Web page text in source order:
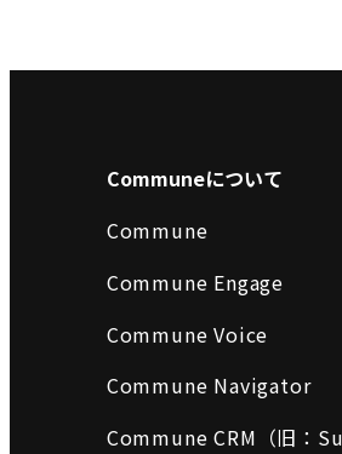
Communeについて
Commune
Commune Engage
Commune Voice
Commune Navigator
Commune CRM（旧：